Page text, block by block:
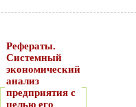
Рефераты.
Системный
экономический
анализ
предприятия с
целью его